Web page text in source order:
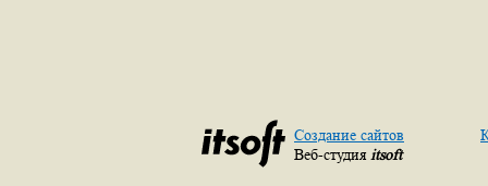
Создание сайтов
Веб-студия itsoft